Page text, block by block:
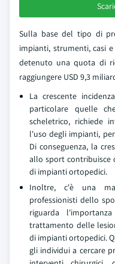
Sulla base del tipo di
impianti, strumenti, casi
detenuto una quota di
raggiungere USD 9,3
La crescente
particolare quelle
scheletrico, richiede
l'uso degli impianti,
Di conseguenza, la
allo sport contribuisce
di impianti ortopedici.
Inoltre, c'è una
professionisti dello
riguarda
trattamento delle
di impianti ortopedici.
gli individui a cercare